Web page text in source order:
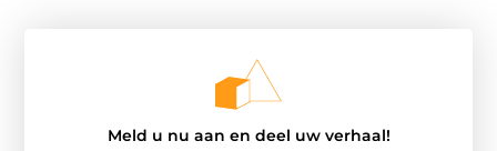
Meld u nu aan en deel uw verhaal!